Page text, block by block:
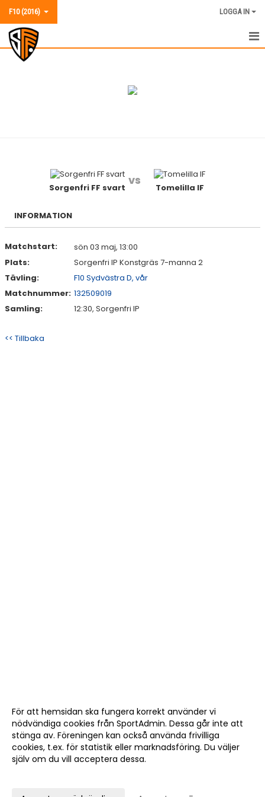
F10 (2016) LOGGA IN
F10 (2016)
KONTAKT
Sorgenfri FF svart
vs
Tomelilla IF
INFORMATION
Matchstart:
sön 03 maj, 13:00
Plats:
Sorgenfri IP Konstgräs 7-manna 2
Tävling:
F10 Sydvästra D, vår
Matchnummer: 132509019
Samling:
12:30, Sorgenfri IP
<< Tillbaka
För att hemsidan ska fungera korrekt använder vi
nödvändiga cookies från SportAdmin. Dessa går inte att
stänga av. Föreningen kan också använda frivilliga
cookies, t.ex. för statistik eller marknadsföring. Du väljer
själv om du vill acceptera dessa.